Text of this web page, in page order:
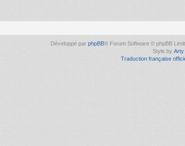
Développé par phpBB® Forum Software © phpBB
Style by Arty
Traduction française